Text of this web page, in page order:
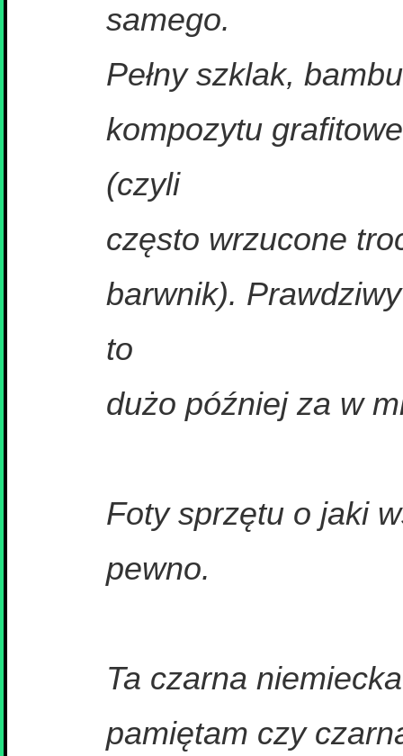
samego.
Pełny szklak,
kompozytu
(czyli
często wrzucone
barwnik).
to
dużo później za w
Foty sprzętu o jaki
pewno.
Ta czarna
pamiętam czy